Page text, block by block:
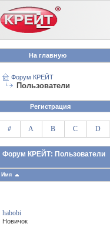
На главную
Форум КРЕЙТ
Пользователи
Регистрация
# A B C D
Форум КРЕЙТ: Пользователи
Имя
habobi
Новичок